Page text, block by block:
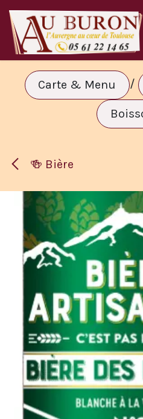
Se rendre au contenu
Carte & Menu /
🍻 Bière